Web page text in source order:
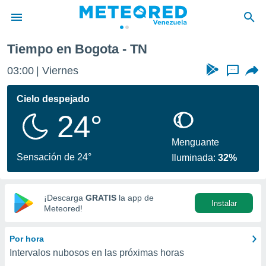
de
ha
calidad.
a este
las
y
digital
basada
Tiempo en Bogota - TN
03:00 Viernes ...
Cielo despejado
24°
Sensación de 24°
Menguante
Iluminada:32%
¡Descarga GRATIS la app de
Meteored!
Instalar
Por hora
Intervalos nubosos en las próximas horas